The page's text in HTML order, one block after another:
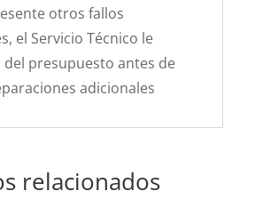
otros fallos
el Servicio Técnico le
presupuesto antes de
adicionales
relacionados